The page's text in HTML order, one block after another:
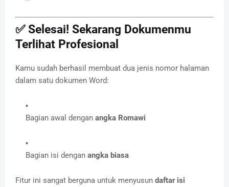
✅ Selesai! Sekarang Dokumenmu
Terlihat Profesional
Kamu sudah berhasil membuat dua jenis nomor halaman
dalam satu dokumen Word:
Bagian awal dengan angka Romawi
Bagian isi dengan angka biasa
Fitur ini sangat berguna untuk menyusun daftar isi